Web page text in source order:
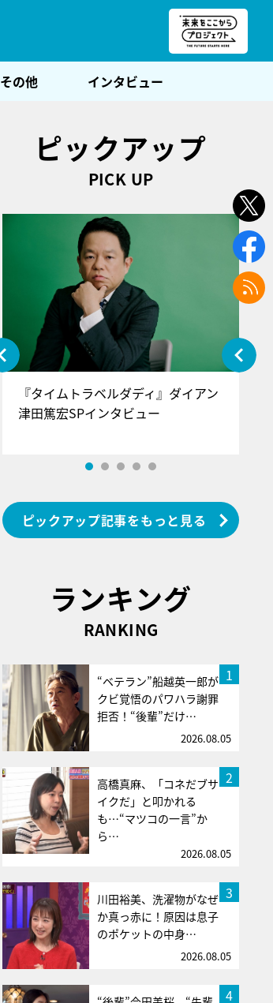
その他 インタビュー
ピックアップ
PICK UP
『タイムトラベルダディ』ダイアン
津田篤宏SPインタビュー
ピックアップ記事をもっと見る
ランキング
RANKING
1
“ベテラン”船越英一郎が
クビ覚悟のパワハラ謝罪
拒否！“後輩”だけ…
2026.08.05
2
高橋真麻、「コネだブサ
イクだ」と叩かれる
も…“マツコの一言”か
ら…
2026.08.05
3
川田裕美、洗濯物がなぜ
か真っ赤に！原因は息子
のポケットの中身…
2026.08.05
4